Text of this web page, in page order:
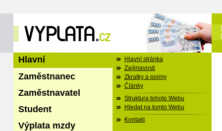
Hlavní
Zaměstnanec
Zaměstnavatel
Student
Výplata mzdy
Hlavní stránka
Zajímavosti
Zkratky a pojmy
Články
Struktura tohoto Webu
Hledat na tomto Webu
Kontakt